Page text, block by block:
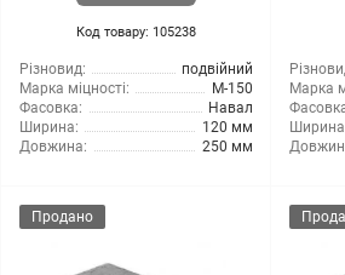
Код товару: 105238
Різновид:
подвійний
Марка міцності:
М-150
Фасовка:
Навал
Ширина:
120 мм
Довжина:
250 мм
Марка
Продано